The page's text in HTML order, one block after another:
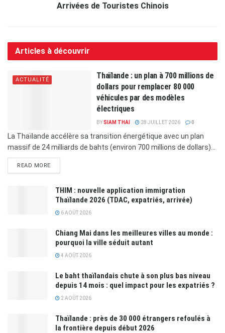
Arrivées de Touristes Chinois
Articles à découvrir
ACTUALITÉ
Thaïlande : un plan à 700 millions de
dollars pour remplacer 80 000
véhicules par des modèles
électriques
BYSIAM THAI 28 JUILLET 2026 0
La Thaïlande accélère sa transition énergétique avec un plan
massif de 24 milliards de bahts (environ 700 millions de dollars)...
READ MORE
THIM : nouvelle application immigration
Thaïlande 2026 (TDAC, expatriés, arrivée)
6 AOÛT 2026
Chiang Mai dans les meilleures villes au monde :
pourquoi la ville séduit autant
4 AOÛT 2026
Le baht thaïlandais chute à son plus bas niveau
depuis 14 mois : quel impact pour les expatriés ?
2 AOÛT 2026
Thaïlande : près de 30 000 étrangers refoulés à
la frontière depuis début 2026